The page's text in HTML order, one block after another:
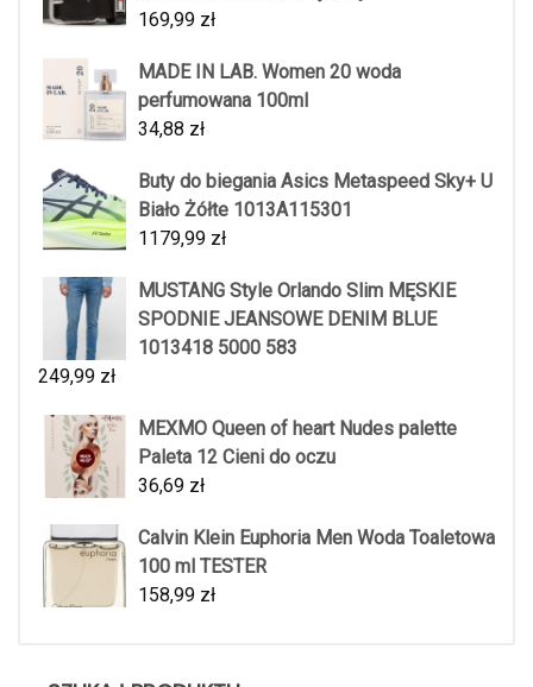
169,99 zł
MADE IN LAB. Women 20 woda
perfumowana 100ml
34,88 zł
Buty do biegania Asics Metaspeed Sky+ U
Biało Żółte 1013A115301
1179,99 zł
MUSTANG Style Orlando Slim MĘSKIE
SPODNIE JEANSOWE DENIM BLUE
1013418 5000 583
249,99 zł
MEXMO Queen of heart Nudes palette
Paleta 12 Cieni do oczu
36,69 zł
Calvin Klein Euphoria Men Woda Toaletowa
100 ml TESTER
158,99 zł